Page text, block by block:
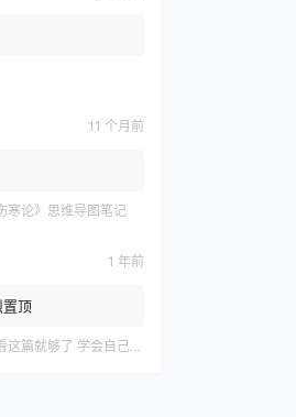
11 个月前
寒论》思维导图笔记
1 年前
置顶
就够了 学会自己选吉利号码